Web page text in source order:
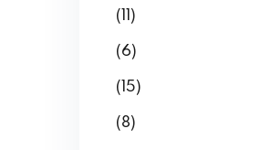
(11)
(6)
(15)
(8)